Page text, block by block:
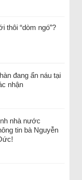
thôi “dòm ngó”?
đang ẩn náu tại
nhận
nhà nước
tin bà Nguyễn